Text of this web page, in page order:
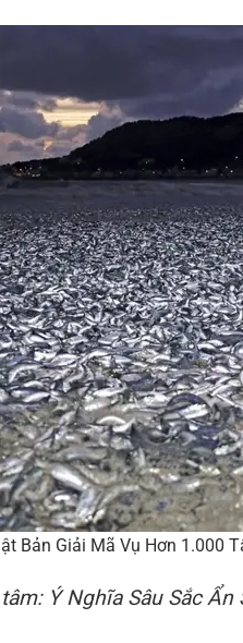
Bản Giải Mã Vụ Hơn 1.000
Ý Nghĩa Sâu Sắc Ẩn